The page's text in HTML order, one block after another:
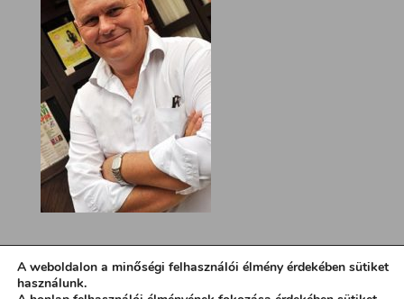
A weboldalon a minőségi felhasználói élmény érdekében sütiket
használunk.